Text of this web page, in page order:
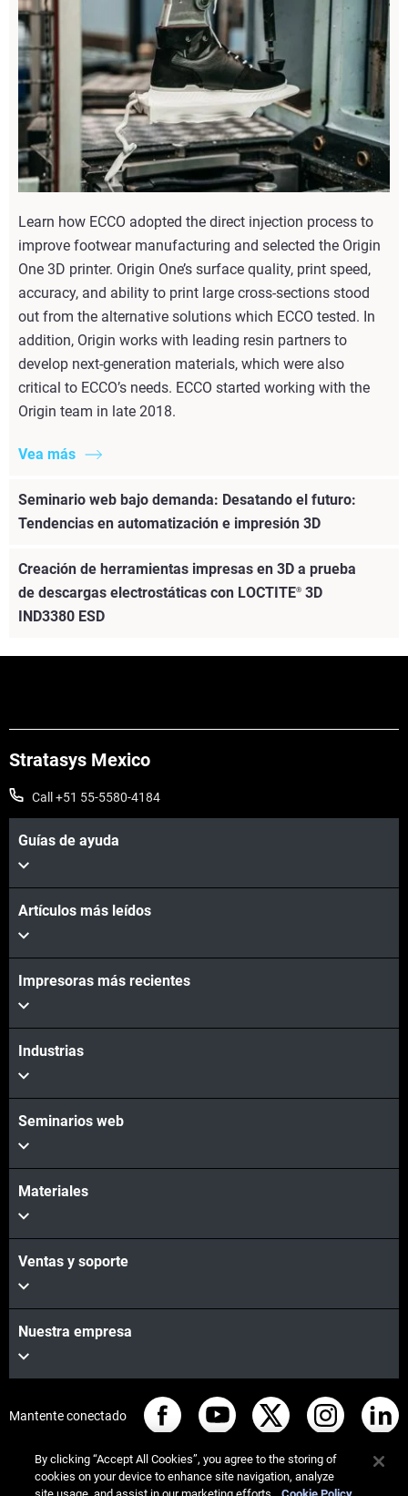
Learn how ECCO adopted the direct injection process to
improve footwear manufacturing and selected the Origin
One 3D printer. Origin One’s surface quality, print speed,
accuracy, and ability to print large cross-sections stood
out from the alternative solutions which ECCO tested. In
addition, Origin works with leading resin partners to
develop next-generation materials, which were also
critical to ECCO’s needs. ECCO started working with the
Origin team in late 2018.
Vea más
Seminario web bajo demanda: Desatando el futuro:
Tendencias en automatización e impresión 3D
Vea más
Creación de herramientas impresas en 3D a prueba
de descargas electrostáticas con LOCTITE® 3D
IND3380 ESD
Vea más
Stratasys Mexico
Call +51 55-5580-4184
Guías de ayuda
Artículos más leídos
Impresoras más recientes
Industrias
Seminarios web
Materiales
Ventas y soporte
Nuestra empresa
Mantente conectado
By clicking “Accept All Cookies”, you agree to the storing of
cookies on your device to enhance site navigation, analyze